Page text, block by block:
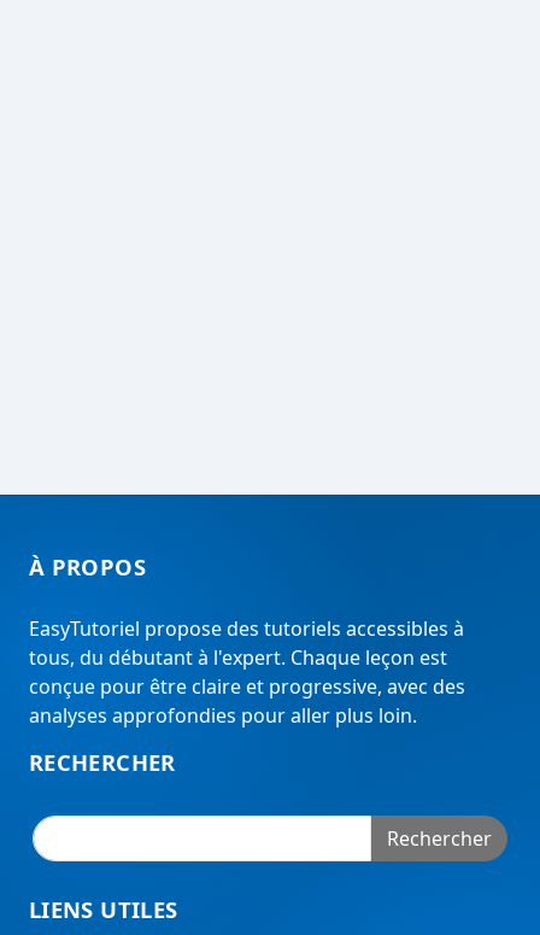
À PROPOS
EasyTutoriel propose des tutoriels accessibles à
tous, du débutant à l'expert. Chaque leçon est
conçue pour être claire et progressive, avec des
analyses approfondies pour aller plus loin.
RECHERCHER
Rechercher
LIENS UTILES